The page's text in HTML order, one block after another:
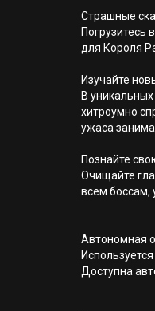
Страшные
Погрузитесь
для Короля
Изучайте
В
хитроумно
ужаса
Познайте
Очищайте
всем боссам,
Автономная
Доступна